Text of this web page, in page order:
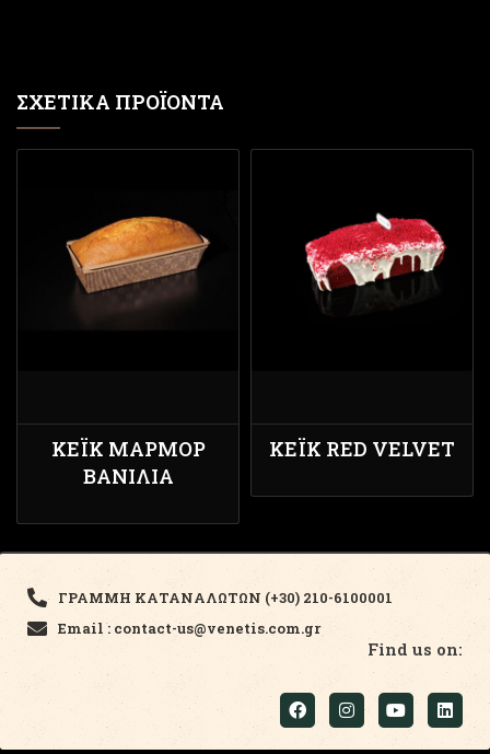
ΣΧΕΤΙΚΆ ΠΡΟΪΌΝΤΑ
ΚΈΙΚ ΜΆΡΜΟΡ
ΒΑΝΊΛΙΑ
ΚΈΙΚ RED VELVET
ΓΡΑΜΜΗ ΚΑΤΑΝΑΛΩΤΩΝ (+30) 210-6100001
Email : contact-us@venetis.com.gr
Find us on: